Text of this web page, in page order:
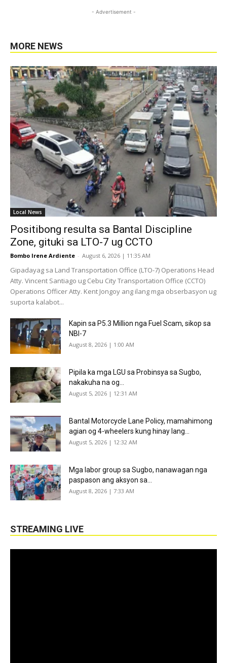
- Advertisement -
MORE NEWS
Local News
Positibong resulta sa Bantal Discipline
Zone, gituki sa LTO-7 ug CCTO
Bombo Irene Ardiente - August 6, 2026 | 11:35 AM
Gipadayag sa Land Transportation Office (LTO-7) Operations Head
Atty. Vincent Santiago ug Cebu City Transportation Office (CCTO)
Operations Officer Atty. Kent Jongoy ang ilang mga obserbasyon ug
suporta kalabot...
Kapin sa P5.3 Million nga Fuel Scam, sikop sa
NBI-7
August 8, 2026 | 1:00 AM
Pipila ka mga LGU sa Probinsya sa Sugbo,
nakakuha na og...
August 5, 2026 | 12:31 AM
Bantal Motorcycle Lane Policy, mamahimong
agian og 4-wheelers kung hinay lang...
August 5, 2026 | 12:32 AM
Mga labor group sa Sugbo, nanawagan nga
paspason ang aksyon sa...
August 8, 2026 | 7:33 AM
STREAMING LIVE